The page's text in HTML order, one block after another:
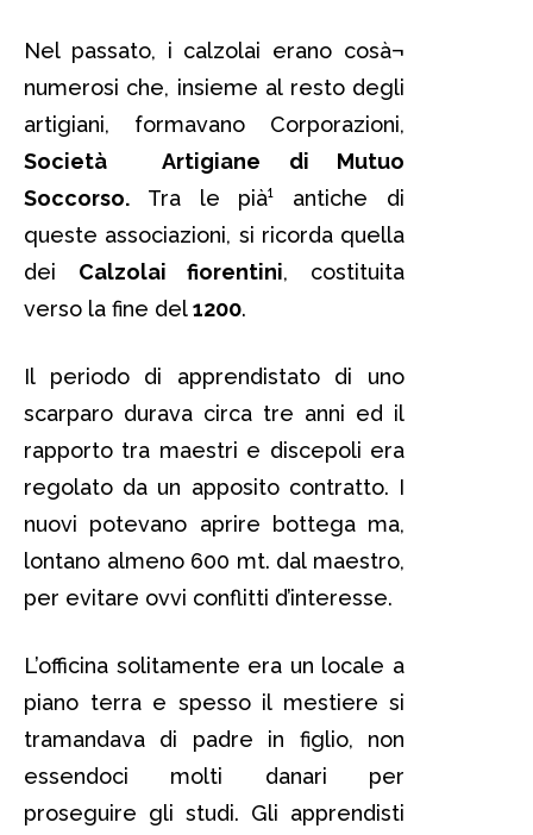
Nel passato, i calzolai erano cosà¬
numerosi che, insieme al resto degli
artigiani, formavano Corporazioni,
Società Artigiane di Mutuo
Soccorso. Tra le pià¹ antiche di
queste associazioni, si ricorda quella
dei Calzolai fiorentini, costituita
verso la fine del1200.
Il periodo di apprendistato di uno
scarparo durava circa tre anni ed il
rapporto tra maestri e discepoli era
regolato da un apposito contratto. I
nuovi potevano aprire bottega ma,
lontano almeno 600 mt. dal maestro,
per evitare ovvi conflitti d’interesse.
L’officina solitamente era un locale a
piano terra e spesso il mestiere si
tramandava di padre in figlio, non
essendoci molti danari per
proseguire gli studi. Gli apprendisti